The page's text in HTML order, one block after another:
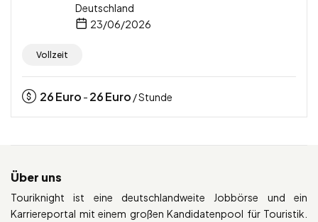
Deutschland
23/06/2026
Vollzeit
26Euro - 26Euro / Stunde
Über uns
Touriknight ist eine deutschlandweite Jobbörse und ein
Karriereportal mit einem großen Kandidatenpool für Touristik.